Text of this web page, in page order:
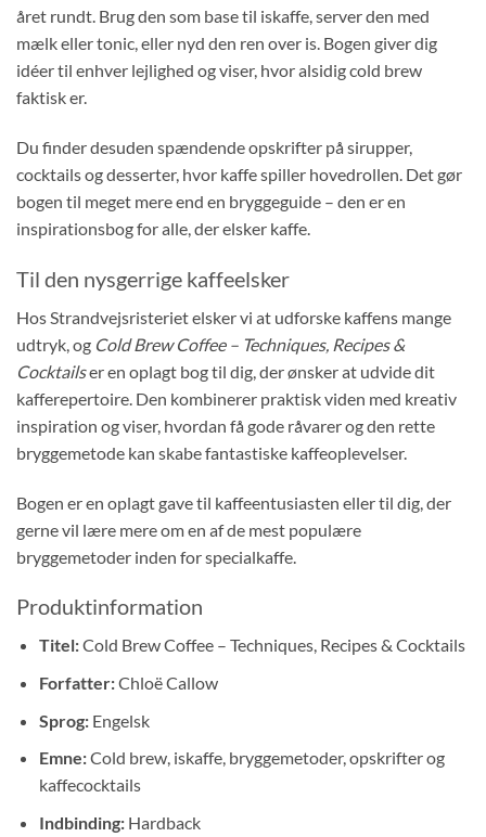
året rundt. Brug den som base til iskaffe, server den med
mælk eller tonic, eller nyd den ren over is. Bogen giver dig
idéer til enhver lejlighed og viser, hvor alsidig cold brew
faktisk er.
Du finder desuden spændende opskrifter på sirupper,
cocktails og desserter, hvor kaffe spiller hovedrollen. Det gør
bogen til meget mere end en bryggeguide – den er en
inspirationsbog for alle, der elsker kaffe.
Til den nysgerrige kaffeelsker
Hos Strandvejsristeriet elsker vi at udforske kaffens mange
udtryk, og Cold Brew Coffee – Techniques, Recipes &
Cocktailser en oplagt bog til dig, der ønsker at udvide dit
kafferepertoire. Den kombinerer praktisk viden med kreativ
inspiration og viser, hvordan få gode råvarer og den rette
bryggemetode kan skabe fantastiske kaffeoplevelser.
Bogen er en oplagt gave til kaffeentusiasten eller til dig, der
gerne vil lære mere om en af de mest populære
bryggemetoder inden for specialkaffe.
Produktinformation
Titel:Cold Brew Coffee – Techniques, Recipes & Cocktails
Forfatter:Chloë Callow
Sprog:Engelsk
Emne:Cold brew, iskaffe, bryggemetoder, opskrifter og
kaffecocktails
Indbinding:Hardback